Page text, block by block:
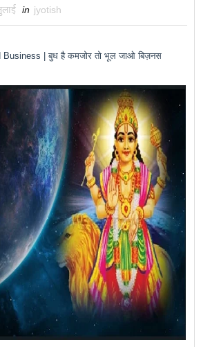
in jyotish
Business | बुध है कमजोर तो भूल जाओ बिज़नस